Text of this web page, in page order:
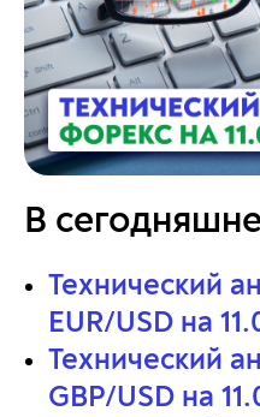
В
Технический
EUR/USD на
Технический
GBP/USD на